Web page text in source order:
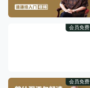
会员免费
会员免费